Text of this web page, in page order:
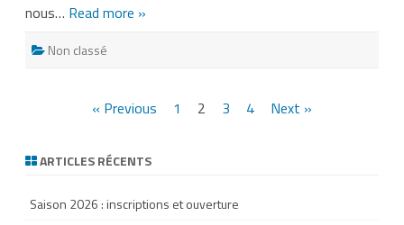
nous… Read more »
Non classé
Pagination
publications
« Previous 1 2 3 4 Next »
ARTICLES RÉCENTS
Saison 2026 : inscriptions et ouverture